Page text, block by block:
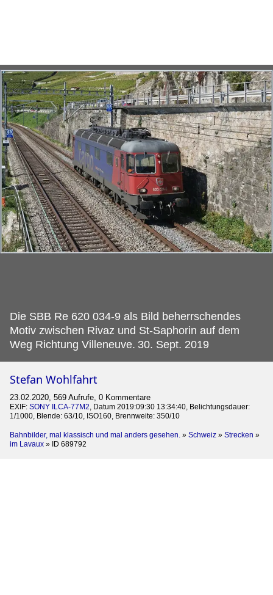
Die SBB Re 620 034-9 als Bild beherrschendes
Motiv zwischen Rivaz und St-Saphorin auf dem
Weg Richtung Villeneuve. 30. Sept. 2019
Stefan Wohlfahrt
23.02.2020, 569 Aufrufe, 0 Kommentare
EXIF: SONY ILCA-77M2, Datum 2019:09:30 13:34:40, Belichtungsdauer:
1/1000, Blende: 63/10, ISO160, Brennweite: 350/10
Bahnbilder, mal klassisch und mal anders gesehen. » Schweiz » Strecken »
im Lavaux » ID 689792